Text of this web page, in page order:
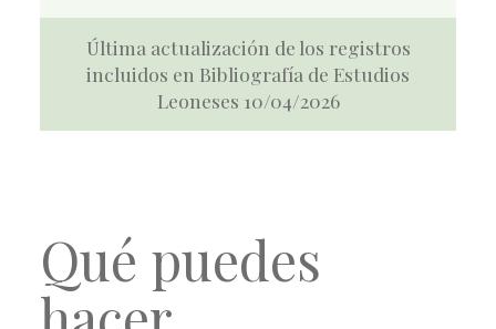
Última actualización de los registros
incluidos en Bibliografía de Estudios
Leoneses 10/04/2026
Qué puedes